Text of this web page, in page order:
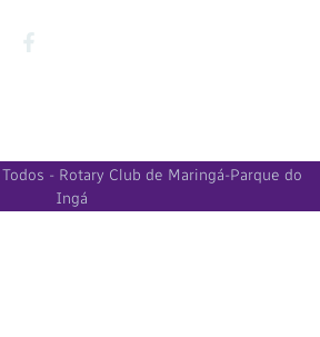
Facebook-
f
- Rotary Club de Maringá-Parque do
Ingá